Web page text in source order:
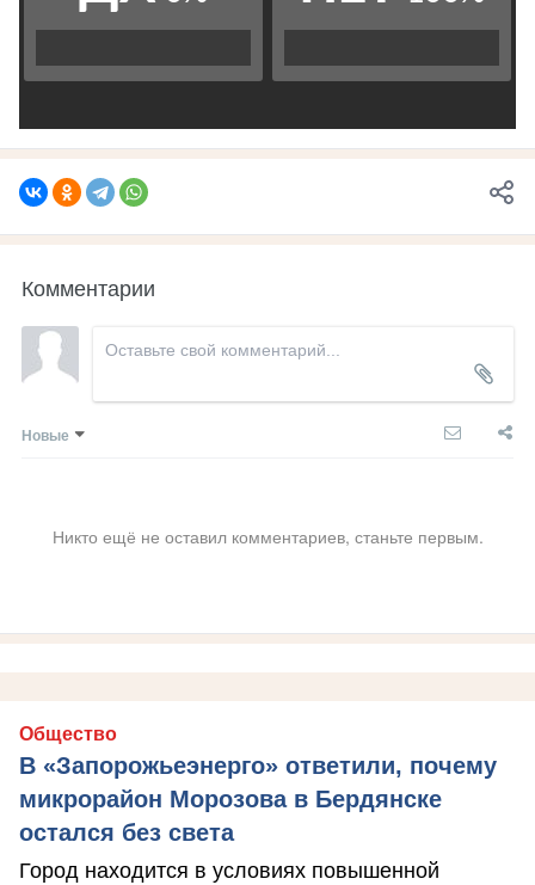
Комментарии
Новые
Никто ещё не оставил комментариев, станьте первым.
Общество
В «Запорожьеэнерго» ответили, почему
микрорайон Морозова в Бердянске
остался без света
Город находится в условиях повышенной